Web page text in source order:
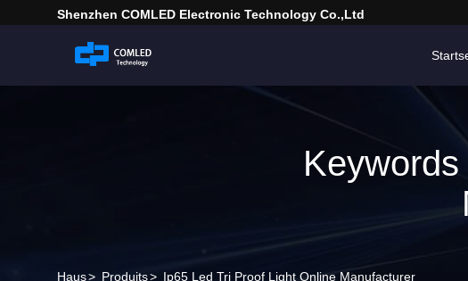
Shenzhen COMLED Electronic Technology Co.,ltd
Haus> Produits> Ip65 Led Tri Proof Light Online Manufacturer